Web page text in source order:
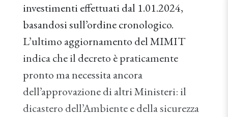
investimenti effettuati dal 1.01.2024,
basandosi sull’ordine cronologico.
L’ultimo aggiornamento del MIMIT
indica che il decreto è praticamente
pronto ma necessita ancora
dell’approvazione di altri Ministeri: il
dicastero dell’Ambiente e della sicurezza